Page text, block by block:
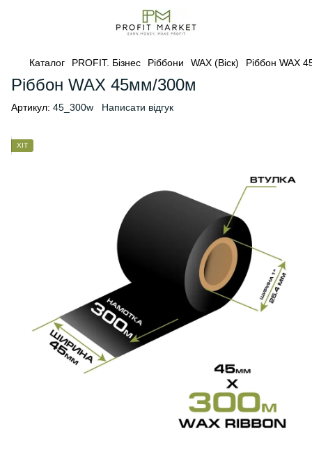
Каталог PROFIT. Бізнес Ріббони WAX (Віск) Ріббон WAX
Ріббон WAX 45мм/300м
Артикул: 45_300w Написати відгук
ХІТ